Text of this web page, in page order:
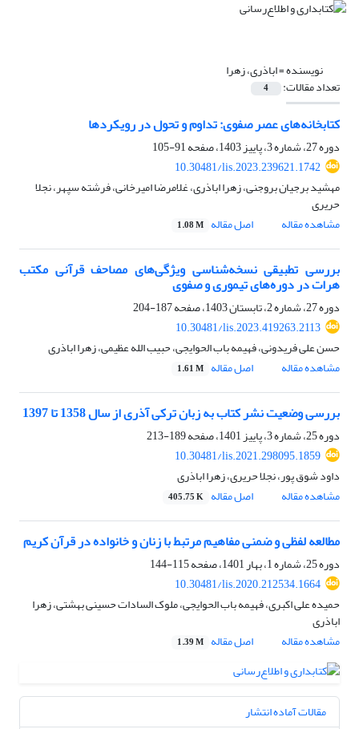
نویسنده =اباذری، زهرا
تعداد مقالات: 4
کتابخانه‌های عصر صفوی: تداوم و تحول در رویکردها
دوره 27، شماره 3، پاییز 1403، صفحه
91-105
10.30481/lis.2023.239621.1742
مهشید برجیان بروجنی، زهرا اباذری، غلامرضا امیرخانی، فرشته سپهر، نجلا
حریری
مشاهده مقاله
اصل مقاله 1.08 M
بررسی تطبیقی نسخه‌شناسی ویژگی‌های مصاحف قرآنی مکتب
هرات در دوره‌های تیموری و صفوی
دوره 27، شماره 2، تابستان 1403، صفحه
187-204
10.30481/lis.2023.419263.2113
حسن علی فریدونی، فهیمه باب الحوایجی، حبیب الله عظیمی، زهرا اباذری
مشاهده مقاله
اصل مقاله 1.61 M
بررسی وضعیت نشر کتاب به زبان ترکی آذری از سال 1358 تا 1397
دوره 25، شماره 3، پاییز 1401، صفحه
189-213
10.30481/lis.2021.298095.1859
داود شوق پور، نجلا حریری، زهرا اباذری
مشاهده مقاله
اصل مقاله 405.75 K
مطالعه لفظی و ضمنی مفاهیم مرتبط با زنان و خانواده در قرآن کریم
دوره 25، شماره 1، بهار 1401، صفحه
115-144
10.30481/lis.2020.212534.1664
حمیده علی اکبری، فهیمه باب الحوایجی، ملوک السادات حسینی بهشتی، زهرا
اباذری
مشاهده مقاله
اصل مقاله 1.39 M
مقالات آماده انتشار